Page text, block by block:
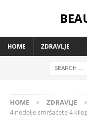
HOME ZDRAVLJE
HOME ZDRAVLJE
4 nedelje smršaćete 4